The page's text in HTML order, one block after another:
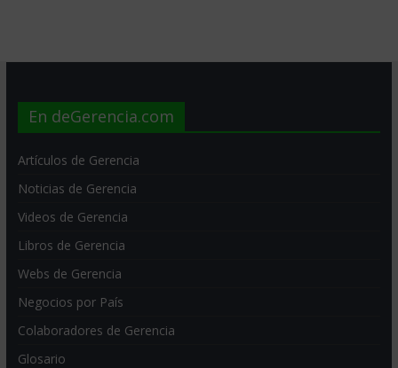
En deGerencia.com
Artículos de Gerencia
Noticias de Gerencia
Videos de Gerencia
Libros de Gerencia
Webs de Gerencia
Negocios por País
Colaboradores de Gerencia
Glosario